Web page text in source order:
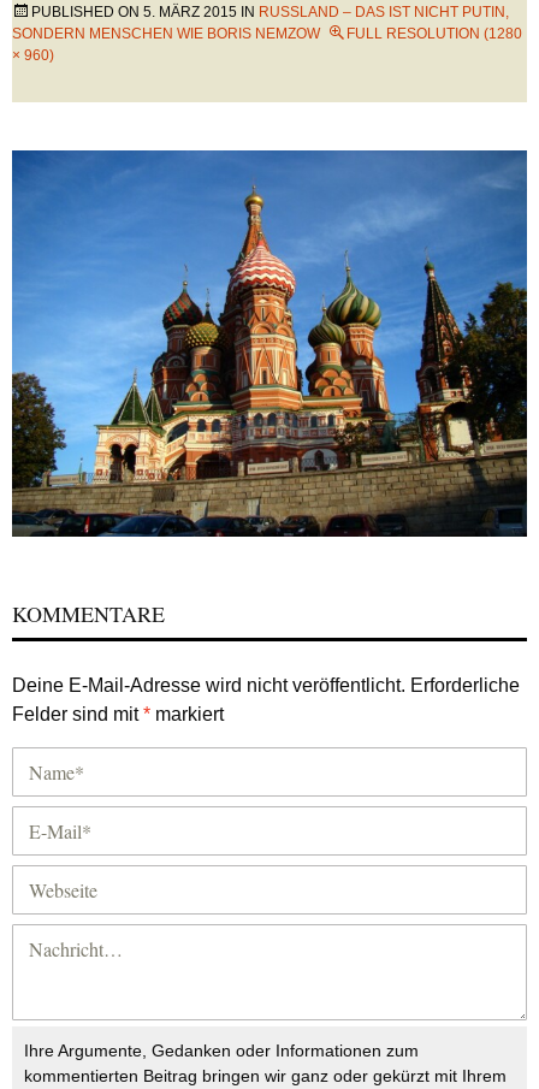
PUBLISHED ON 5. MÄRZ 2015 IN RUSSLAND – DAS IST NICHT PUTIN,
SONDERN MENSCHEN WIE BORIS NEMZOW
FULL RESOLUTION (1280
× 960)
KOMMENTARE
Deine E-Mail-Adresse wird nicht veröffentlicht. Erforderliche
Felder sind mit* markiert
Ihre Argumente, Gedanken oder Informationen zum
kommentierten Beitrag bringen wir ganz oder gekürzt mit Ihrem